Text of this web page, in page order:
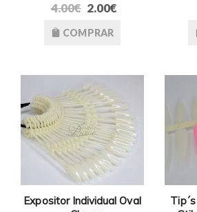
4.00€ 2.00€
COMPRAR
Expositor Individual Oval